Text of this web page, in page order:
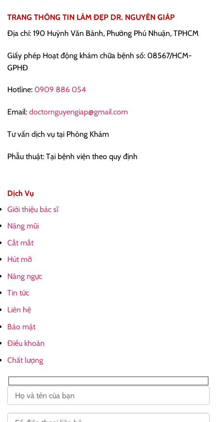
TRANG THÔNG TIN LÀM ĐẸP DR. NGUYÊN GIÁP
Địa chỉ: 190 Huỳnh Văn Bánh, Phường Phú Nhuận, TPHCM
Giấy phép Hoạt động khám chữa bệnh số: 08567/HCM-
GPHĐ
Hotline: 0909 886 054
Email: doctornguyengiap@gmail.com
Tư vấn dịch vụ tại Phòng Khám
Phẫu thuật: Tại bệnh viện theo quy định
Dịch Vụ
Giới thiệu bác sĩ
Nâng mũi
Cắt mắt
Hút mỡ
Nâng ngực
Tin tức
Liên hệ
Bảo mật
Điều khoản
Chất lượng